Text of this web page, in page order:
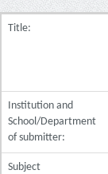
Title:
Institution and
School/Department
of submitter:
Subject